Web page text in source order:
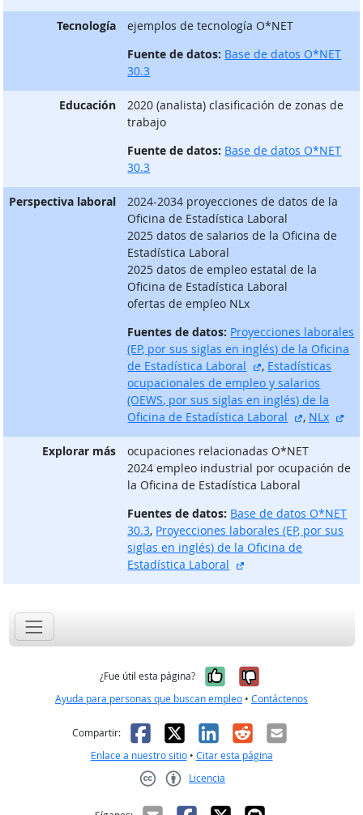
Tecnología
ejemplos de tecnología O*NET
Fuente de datos: Base de datos O*NET
30.3
Educación
2020 (analista) clasificación de zonas de
trabajo
Fuente de datos: Base de datos O*NET
30.3
Perspectiva laboral
2024-2034 proyecciones de datos de la
Oficina de Estadística Laboral
2025 datos de salarios de la Oficina de
Estadística Laboral
2025 datos de empleo estatal de la
Oficina de Estadística Laboral
ofertas de empleo NLx
Fuentes de datos: Proyecciones laborales
(EP, por sus siglas en inglés) de la Oficina
de Estadística Laboral
sitio externo
, Estadísticas
ocupacionales de empleo y salarios
(OEWS, por sus siglas en inglés) de la
Oficina de Estadística Laboral
sitio
, NLx
Explorar más
ocupaciones relacionadas O*NET
2024 empleo industrial por ocupación de
la Oficina de Estadística Laboral
Fuentes de datos: Base de datos O*NET
30.3, Proyecciones laborales (EP, por sus
siglas en inglés) de la Oficina de
Estadística Laboral
¿Fue útil esta página? Sí, fue útil
No, no fue
Ayuda para personas que buscan empleo • Contáctenos
Compartir: Facebook
X LinkedIn
RedditCorreo
Enlace a nuestro sitio• Citar esta página
Licencia